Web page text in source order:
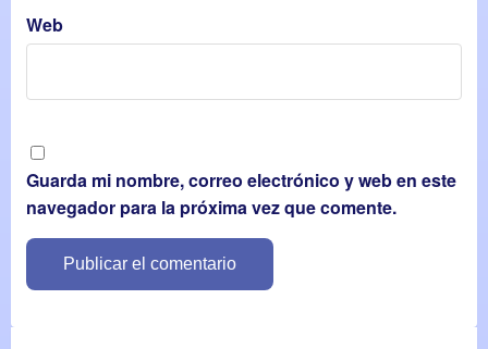
Web
Guarda mi nombre, correo electrónico y web en este
navegador para la próxima vez que comente.